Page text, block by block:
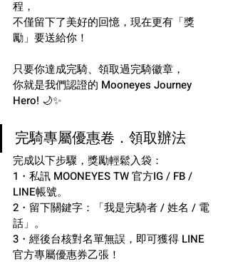
程，
不僅留下了美好的回憶，現在更有「獎
勵」要送給你！
只要你達成完騎、領取過完騎徽章，
你就是我們認證的 Mooneyes Journey
Hero! 🌙✨
完騎專屬優惠卷．領取辦法
完成以下步驟，獎勵輕鬆入袋：
1・私訊 MOONEYES TW 官方IG / FB /
LINE帳號。
2・留下關鍵字：「我是完騎者 / 姓名 / 電
話」。
3・經後台核對名單無誤，即可獲得 LINE
官方專屬優惠券乙張！